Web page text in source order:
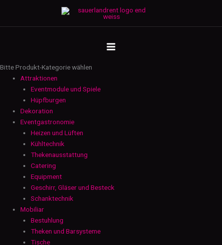
springen
MENU
Bitte Produkt-Kategorie wählen
Attraktionen
Eventmodule und Spiele
Hüpfburgen
Dekoration
Eventgastronomie
Heizen und Lüften
Kühltechnik
Thekenausstattung
Catering
Equipment
Geschirr, Gläser und Besteck
Schanktechnik
Mobiliar
Bestuhlung
Theken und Barsysteme
Tische
-